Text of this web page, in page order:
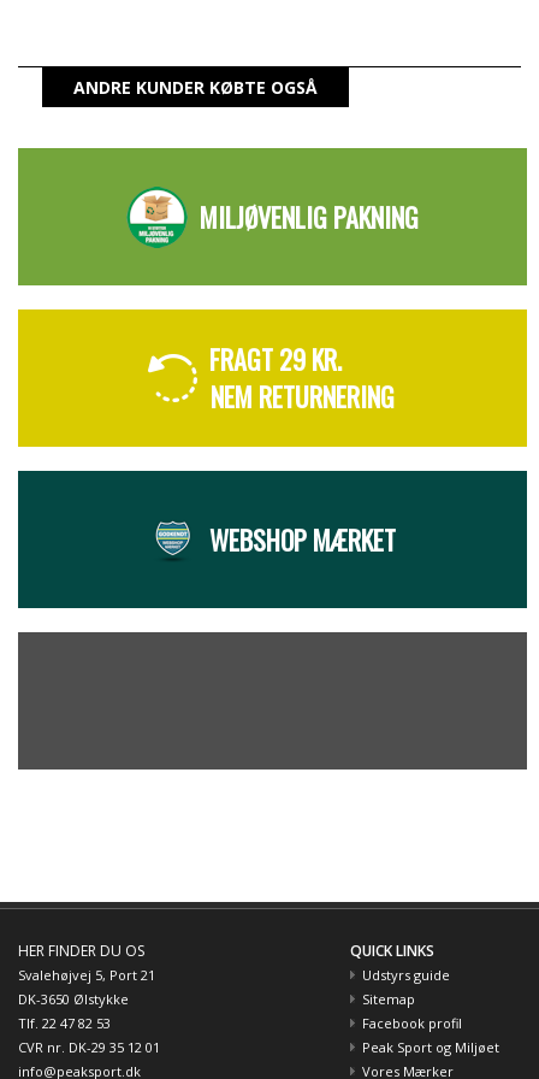
ANDRE KUNDER KØBTE OGSÅ
MILJØVENLIG PAKNING
FRAGT 29 KR.
NEM RETURNERING
WEBSHOP MÆRKET
HER FINDER DU OS
Svalehøjvej 5, Port 21
DK-3650 Ølstykke
Tlf. 22 47 82 53
CVR nr. DK-29 35 12 01
info@peaksport.dk
QUICK LINKS
Udstyrs guide
Sitemap
Facebook profil
Peak Sport og Miljøet
Vores Mærker